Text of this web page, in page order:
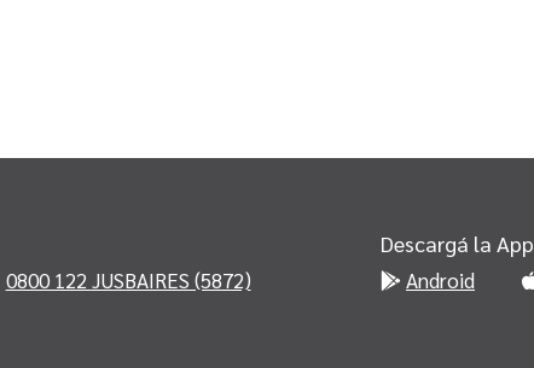
0800 122 JUSBAIRES (5872)
Descargá la App
Android